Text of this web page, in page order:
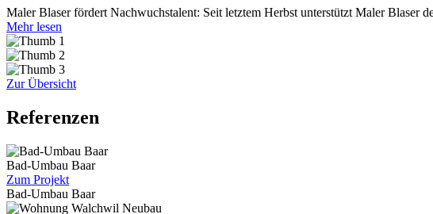
Maler Blaser fördert Nachwuchstalent: Seit letztem Herbst unterstützt Maler
Mehr lesen
Zur Übersicht
Referenzen
Bad-Umbau Baar
Zum Projekt
Bad-Umbau Baar